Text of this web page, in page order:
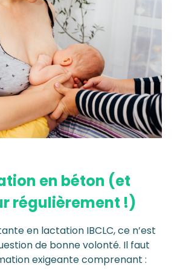
en béton (et
régulièrement !)
en lactation IBCLC, ce n’est
de bonne volonté. Il faut
exigeante comprenant :